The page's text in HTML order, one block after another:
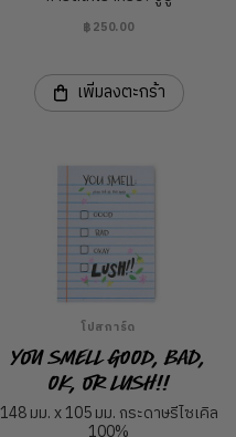
฿250.00
เพิ่มลงตะกร้า
โปสการ์ด
You smell Good, Bad,
OK, or LUSH!!
148 มม. x 105 มม. กระดาษรีไซเคิล